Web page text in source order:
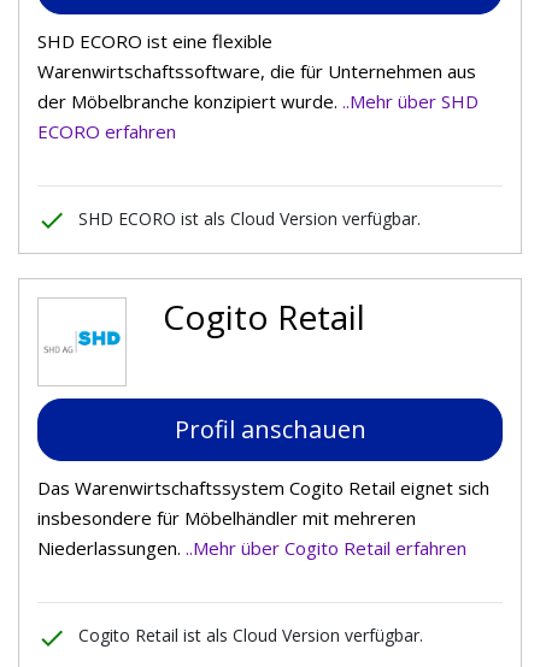
SHD ECORO ist eine flexible
Warenwirtschaftssoftware, die für Unternehmen aus
der Möbelbranche konzipiert wurde. ..Mehr über SHD
ECORO erfahren
done SHD ECORO ist als Cloud Version verfügbar.
Cogito Retail
Profil anschauen
Das Warenwirtschaftssystem Cogito Retail eignet sich
insbesondere für Möbelhändler mit mehreren
Niederlassungen. ..Mehr über Cogito Retail erfahren
done Cogito Retail ist als Cloud Version verfügbar.